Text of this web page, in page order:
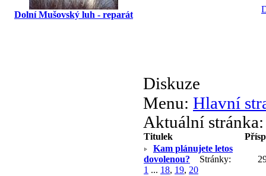
Dolní Mušovský luh - reparát
Diskuze
Menu: Hlavní
Aktuální
Titulek
Kam plánujete letos
dovolenou?
Stránky:
1 ... 18, 19, 20